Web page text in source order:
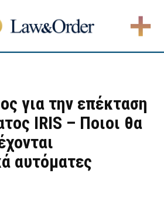
για την επέκταση
IRIS – Ποιοι θα
αυτόματες